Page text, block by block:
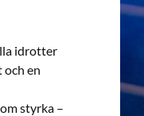
idrotter
en
styrka –